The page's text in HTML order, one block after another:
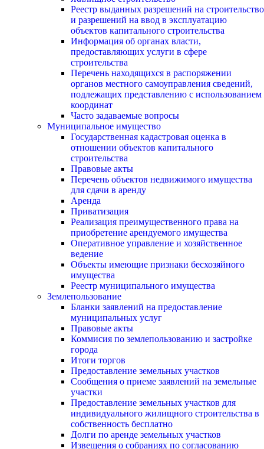
Реестр выданных разрешений на строительство
и разрешений на ввод в эксплуатацию
объектов капитального строительства
Информация об органах власти,
предоставляющих услуги в сфере
строительства
Перечень находящихся в распоряжении
органов местного самоуправления сведений,
подлежащих представлению с использованием
координат
Часто задаваемые вопросы
Муниципальное имущество
Государственная кадастровая оценка в
отношении объектов капитального
строительства
Правовые акты
Перечень объектов недвижимого имущества
для сдачи в аренду
Аренда
Приватизация
Реализация преимущественного права на
приобретение арендуемого имущества
Оперативное управление и хозяйственное
ведение
Объекты имеющие признаки бесхозяйного
имущества
Реестр муниципального имущества
Землепользование
Бланки заявлений на предоставление
муниципальных услуг
Правовые акты
Коммисия по землепользованию и застройке
города
Итоги торгов
Предоставление земельных участков
Сообщения о приеме заявлений на земельные
участки
Предоставление земельных участков для
индивидуального жилищного строительства в
собственность бесплатно
Долги по аренде земельных участков
Извещения о собраниях по согласованию